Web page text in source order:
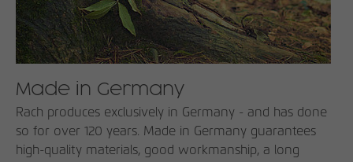
Made in Germany
Rach produces exclusively in Germany - and has done
so for over 120 years. Made in Germany guarantees
high-quality materials, good workmanship, a long